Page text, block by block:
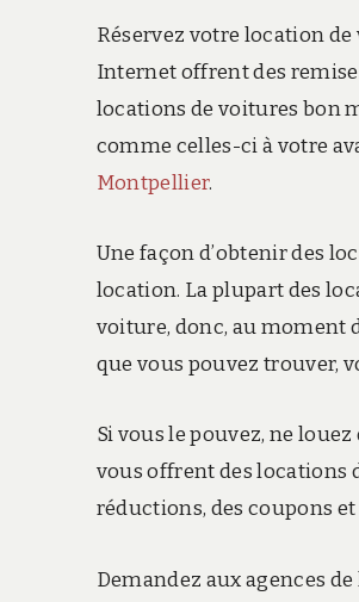
Réservez votre location
Internet offrent des
locations de voitures bon
comme celles-ci à votre
Montpellier.
Une façon d’obtenir des
location. La plupart des
voiture, donc, au moment
que vous pouvez trouver,
Si vous le pouvez, ne
vous offrent des locations
réductions, des coupons
Demandez aux agences